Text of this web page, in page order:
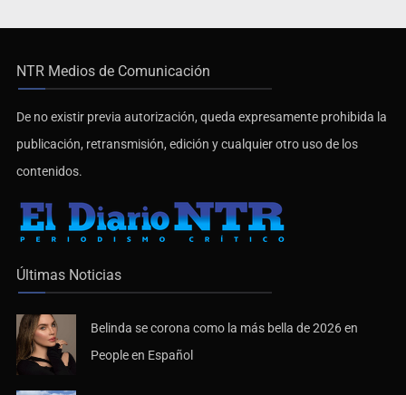
NTR Medios de Comunicación
De no existir previa autorización, queda expresamente prohibida la
publicación, retransmisión, edición y cualquier otro uso de los
contenidos.
Últimas Noticias
Belinda se corona como la más bella de 2026 en
People en Español